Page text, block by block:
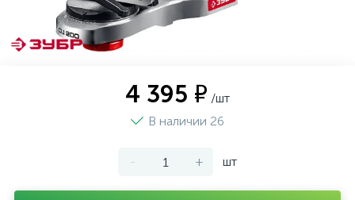
4 395 ₽ /шт
В наличии 26
- + шт